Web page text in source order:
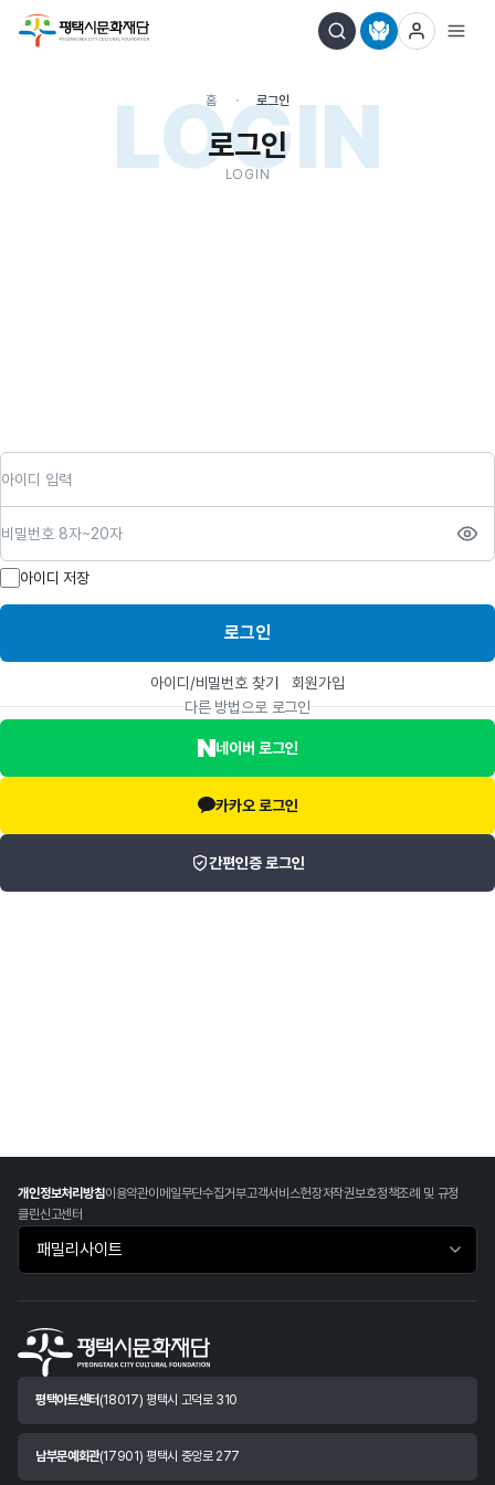
LOGIN
홈 로그인
로그인
LOGIN
아이디 저장
로그인
아이디/비밀번호 찾기
회원가입
다른 방법으로 로그인
네이버 로그인
카카오 로그인
간편인증 로그인
개인정보처리방침이용약관이메일무단수집거부고객서비스헌장저작권보호정책조례 및 규정
클린신고센터
패밀리사이트 바로가기
평택아트센터 (18017) 평택시 고덕로 310
남부문예회관(17901) 평택시 중앙로 277